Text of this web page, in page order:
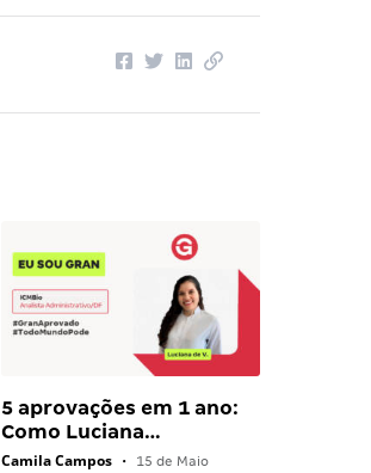
5 aprovações em 1 ano:
Como Luciana…
Camila Campos • 15 de Maio